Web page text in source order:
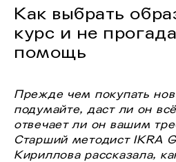
Как выбрать
курс и не
помощь
Прежде чем покупать
подумайте, даст ли он
отвечает ли он вашим
Старший методист IKRA
Кириллова рассказала,